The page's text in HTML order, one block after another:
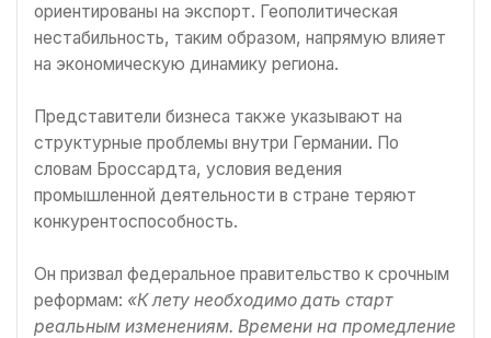
ориентированы на экспорт. Геополитическая
нестабильность, таким образом, напрямую влияет
на экономическую динамику региона.
Представители бизнеса также указывают на
структурные проблемы внутри Германии. По
словам Броссардта, условия ведения
промышленной деятельности в стране теряют
конкурентоспособность.
Он призвал федеральное правительство к срочным
реформам: «К лету необходимо дать старт
реальным изменениям. Времени на промедление